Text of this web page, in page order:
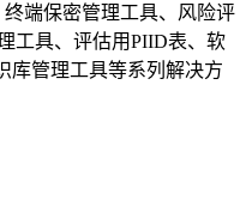
端保密管理工具、风险评
工具、评估用PIID表、软
库管理工具等系列解决方